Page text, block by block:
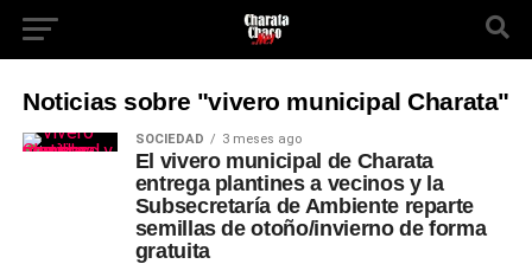
Noticias sobre "vivero municipal Charata"
SOCIEDAD 3 meses ago
El vivero municipal de Charata
entrega plantines a vecinos y la
Subsecretaría de Ambiente reparte
semillas de otoño/invierno de forma
gratuita